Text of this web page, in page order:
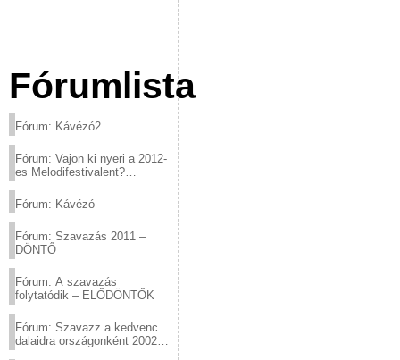
Fórumlista
Fórum: Kávézó2
Fórum: Vajon ki nyeri a 2012-
es Melodifestivalent?
Fórum: Kávézó
Fórum: Szavazás 2011 –
DÖNTŐ
Fórum: A szavazás
folytatódik – ELŐDÖNTŐK
Fórum: Szavazz a kedvenc
dalaidra országonként 2002